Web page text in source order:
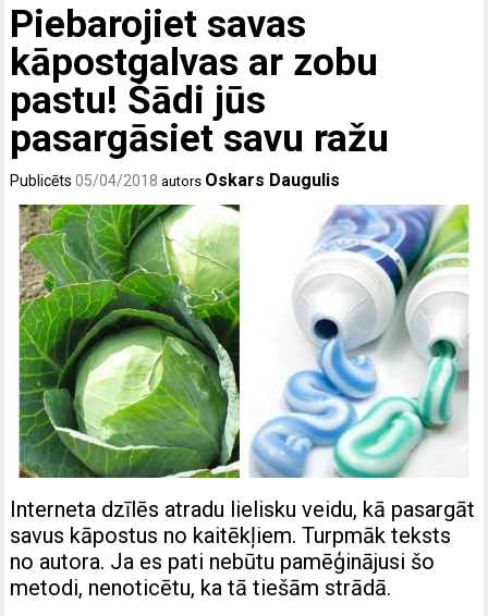
Piebarojiet savas
kāpostgalvas ar zobu
pastu! Šādi jūs
pasargāsiet savu ražu
Publicēts05/04/2018 autors Oskars Daugulis
Interneta dzīlēs atradu lielisku veidu, kā pasargāt
savus kāpostus no kaitēkļiem. Turpmāk teksts
no autora. Ja es pati nebūtu pamēģinājusi šo
metodi, nenoticētu, ka tā tiešām strādā.